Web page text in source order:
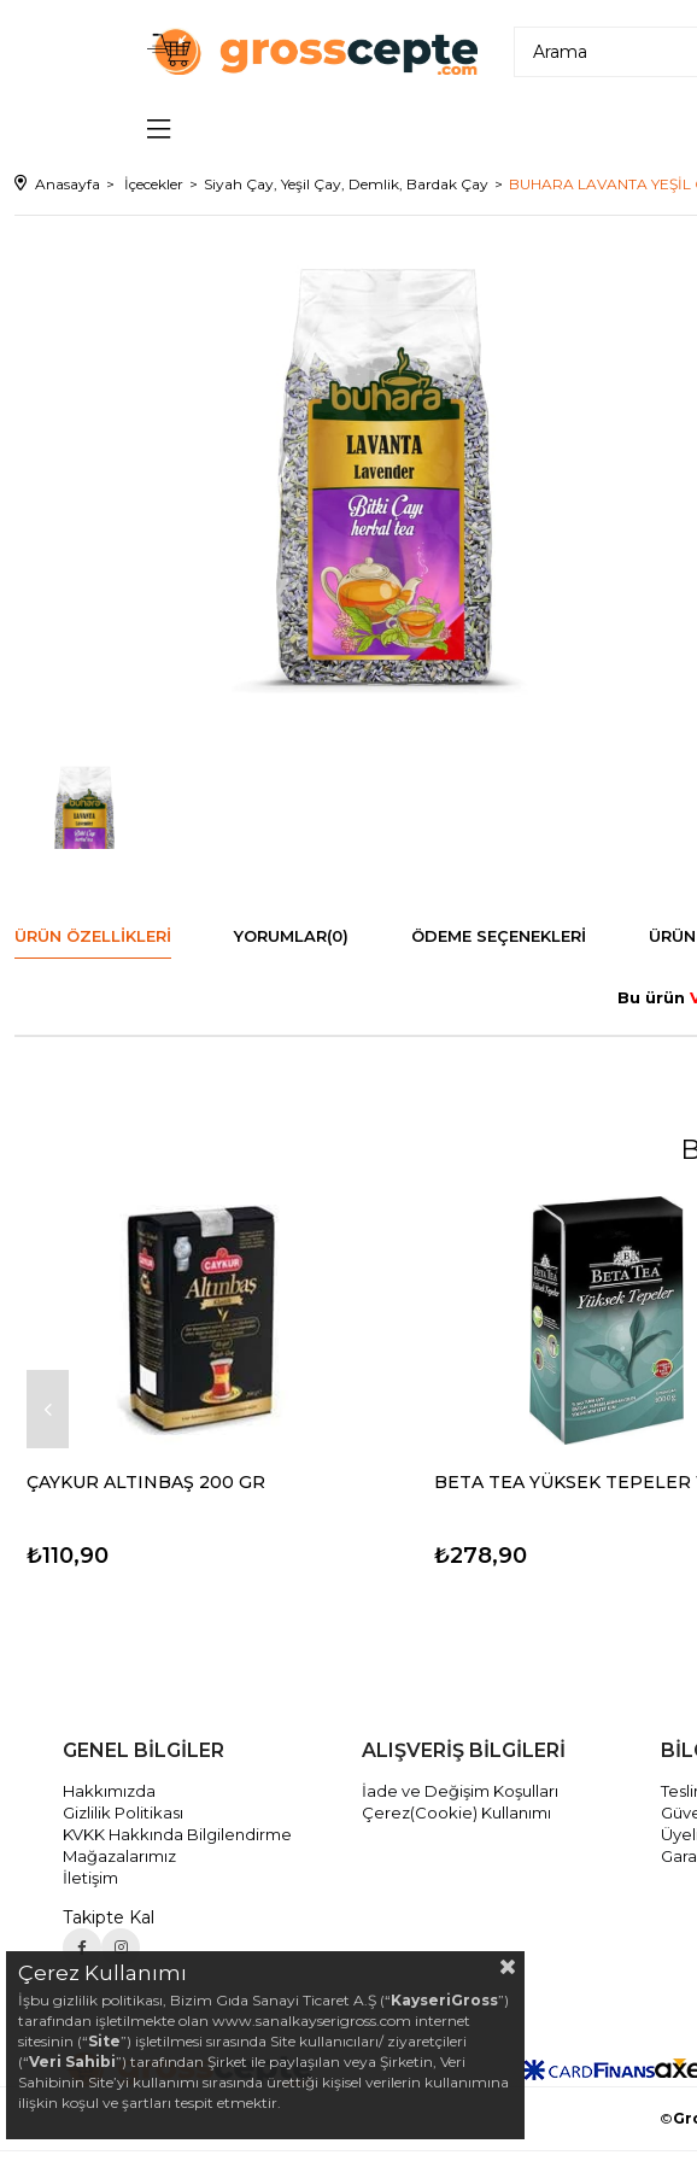
Anasayfa İçecekler Siyah Çay, Yeşil Çay, Demlik, Bardak Çay BUHARA LAVANTA YEŞİL
ÜRÜN ÖZELLIKLERI YORUMLAR(0) ÖDEME SEÇENEKLERI
Bu ürün
ÇAYKUR ALTINBAŞ 200 GR
₺110,90
BETA TEA YÜKSEK TEPELER
₺278,90
GENEL BİLGİLER
Hakkımızda
Gizlilik Politikası
KVKK Hakkında Bilgilendirme
Mağazalarımız
İletişim
Takipte Kal
ALIŞVERİŞ BİLGİLERİ
İade ve Değişim Koşulları
Çerez(Cookie) Kullanımı
©
Çerez Kullanımı
İşbu gizlilik politikası, Bizim Gıda Sanayi Ticaret A.Ş (“KayseriGross”)
tarafından işletilmekte olan www.sanalkayserigross.com internet
sitesinin (“Site”) işletilmesi sırasında Site kullanıcıları/ ziyaretçileri
(“Veri Sahibi”) tarafından Şirket ile paylaşılan veya Şirketin, Veri
Sahibinin Site’yi kullanımı sırasında ürettiği kişisel verilerin kullanımına
ilişkin koşul ve şartları tespit etmektir.